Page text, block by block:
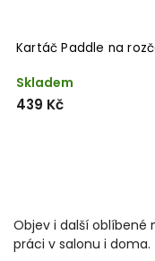
Kartáč Paddle na
Skladem
439 Kč
Objev i další oblíbené
práci v salonu i doma.